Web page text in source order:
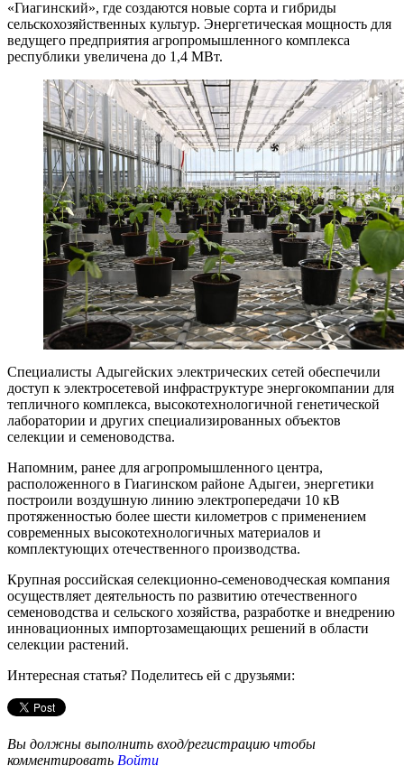
«Гиагинский», где создаются новые сорта и гибриды
сельскохозяйственных культур. Энергетическая мощность для
ведущего предприятия агропромышленного комплекса
республики увеличена до 1,4 МВт.
Специалисты Адыгейских электрических сетей обеспечили
доступ к электросетевой инфраструктуре энергокомпании для
тепличного комплекса, высокотехнологичной генетической
лаборатории и других специализированных объектов
селекции и семеноводства.
Напомним, ранее для агропромышленного центра,
расположенного в Гиагинском районе Адыгеи, энергетики
построили воздушную линию электропередачи 10 кВ
протяженностью более шести километров с применением
современных высокотехнологичных материалов и
комплектующих отечественного производства.
Крупная российская селекционно-семеноводческая компания
осуществляет деятельность по развитию отечественного
семеноводства и сельского хозяйства, разработке и внедрению
инновационных импортозамещающих решений в области
селекции растений.
Интересная статья? Поделитесь ей с друзьями:
Вы должны выполнить вход/регистрацию чтобы
комментировать Войти